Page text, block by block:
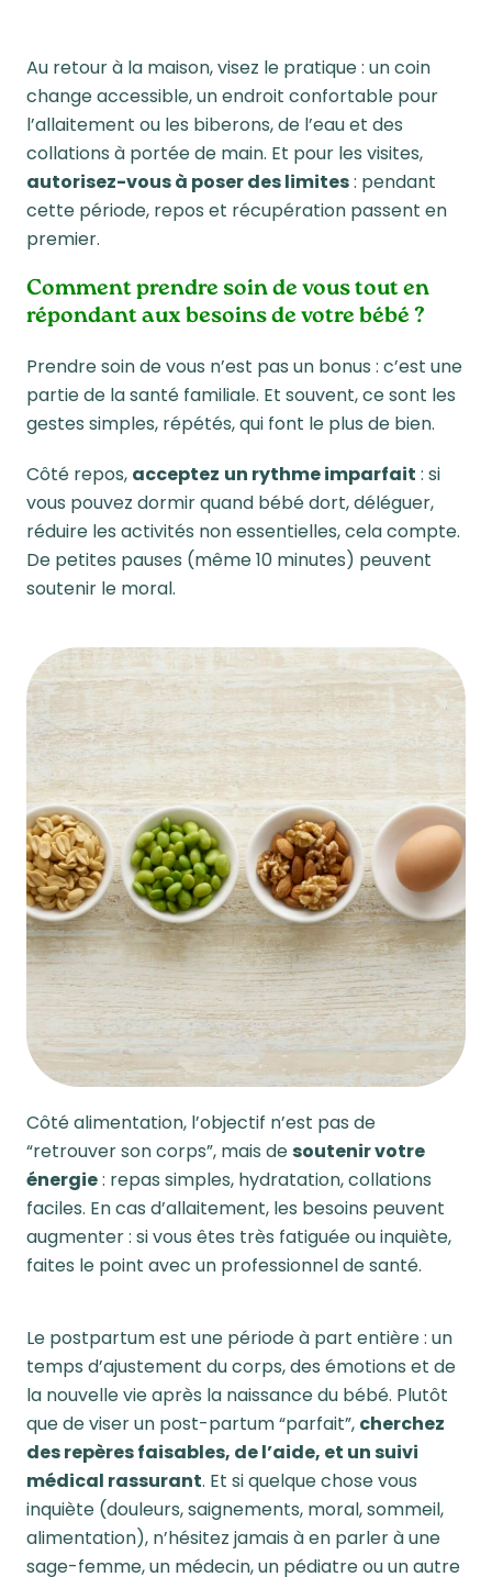
Au retour à la maison, visez le pratique : un coin
change accessible, un endroit confortable pour
l’allaitement ou les biberons, de l’eau et des
collations à portée de main. Et pour les visites,
autorisez-vous à poser des limites: pendant
cette période, repos et récupération passent en
premier.
Comment prendre soin de vous tout en
répondant aux besoins de votre bébé ?
Prendre soin de vous n’est pas un bonus : c’est une
partie de la santé familiale. Et souvent, ce sont les
gestes simples, répétés, qui font le plus de bien.
Côté repos, acceptez un rythme imparfait : si
vous pouvez dormir quand bébé dort, déléguer,
réduire les activités non essentielles, cela compte.
De petites pauses (même 10 minutes) peuvent
soutenir le moral.
Côté alimentation, l’objectif n’est pas de
“retrouver son corps”, mais desoutenir votre
énergie: repas simples, hydratation, collations
faciles. En cas d’allaitement, les besoins peuvent
augmenter : si vous êtes très fatiguée ou inquiète,
faites le point avec un professionnel de santé.
Le postpartum est une période à part entière : un
temps d’ajustement du corps, des émotions et de
la nouvelle vie après la naissance du bébé. Plutôt
que de viser un post-partum “parfait”, cherchez
des repères faisables, de l’aide, et un suivi
médical rassurant. Et si quelque chose vous
inquiète (douleurs, saignements, moral, sommeil,
alimentation), n’hésitez jamais à en parler à une
sage-femme, un médecin, un pédiatre ou un autre